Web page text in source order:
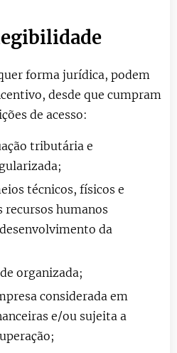
forma jurídica, podem
desde que cumpram
de acesso:
tributária e
técnicos, físicos e
recursos humanos
da
organizada;
considerada em
e/ou sujeita a